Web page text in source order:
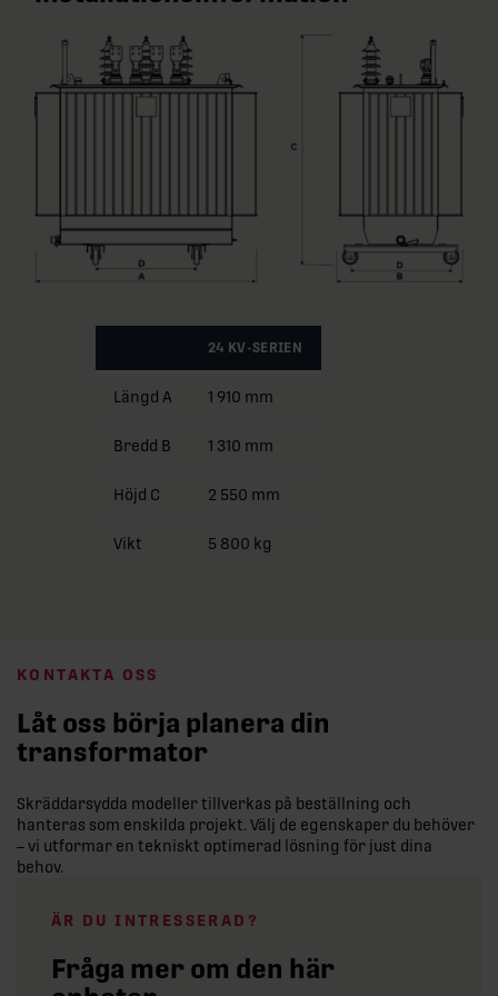
24 KV-SERIEN
Längd A 1 910 mm
Bredd B 1 310 mm
Höjd C 2 550 mm
Vikt 5 800 kg
KONTAKTA OSS
Låt oss börja planera din
transformator
Skräddarsydda modeller tillverkas på beställning och
hanteras som enskilda projekt. Välj de egenskaper du behöver
– vi utformar en tekniskt optimerad lösning för just dina
behov.
ÄR DU INTRESSERAD?
Fråga mer om den här